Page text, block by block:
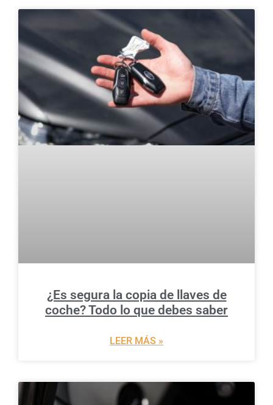
¿Es segura la copia de llaves de
coche? Todo lo que debes saber
LEER MÁS »